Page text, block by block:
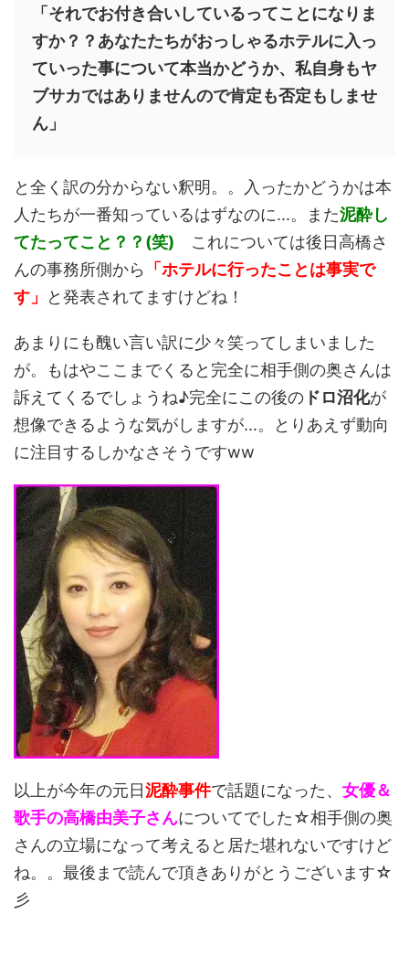
「それでお付き合いしているってことになりま
すか？？あなたたちがおっしゃるホテルに入っ
ていった事について本当かどうか、私自身もヤ
ブサカではありませんので肯定も否定もしませ
ん」
と全く訳の分からない釈明。。入ったかどうかは本
人たちが一番知っているはずなのに...。また泥酔し
てたってこと？？(笑) これについては後日高橋さ
んの事務所側から
「ホテルに行ったことは事実で
す」
と発表されてますけどね！
あまりにも醜い言い訳に少々笑ってしまいました
が。もはやここまでくると完全に相手側の奥さんは
訴えてくるでしょうね♪完全にこの後の ドロ沼化が
想像できるような気がしますが...。とりあえず動向
に注目するしかなさそうですww
以上が今年の元日泥酔事件で話題になった、 女優＆
歌手の高橋由美子さんについてでした☆相手側の奥
さんの立場になって考えると居た堪れないですけど
ね。。最後まで読んで頂きありがとうございます☆
彡